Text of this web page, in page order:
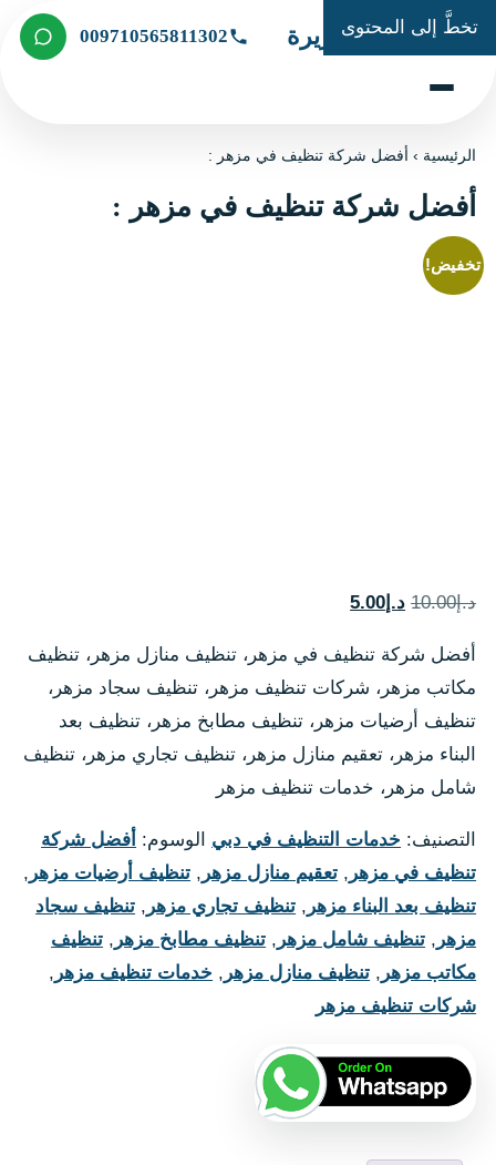
تخطَّ إلى المحتوى
شركة الجزيرة 009710565811302
الرئيسية ›أفضل شركة تنظيف في مزهر :
أفضل شركة تنظيف في مزهر :
تخفيض!
د.إ10.00 السعر
هو:
د.إ10.00.
د.إ5.00السعر
هو:
د.إ5.00.
أفضل شركة تنظيف في مزهر، تنظيف منازل مزهر، تنظيف
مكاتب مزهر، شركات تنظيف مزهر، تنظيف سجاد مزهر،
تنظيف أرضيات مزهر، تنظيف مطابخ مزهر، تنظيف بعد
البناء مزهر، تعقيم منازل مزهر، تنظيف تجاري مزهر، تنظيف
شامل مزهر، خدمات تنظيف مزهر
التصنيف: خدمات التنظيف في دبي الوسوم: أفضل شركة
تنظيف في مزهر , تعقيم منازل مزهر , تنظيف أرضيات مزهر ,
تنظيف بعد البناء مزهر , تنظيف تجاري مزهر , تنظيف سجاد
مزهر , تنظيف شامل مزهر , تنظيف مطابخ مزهر , تنظيف
مكاتب مزهر , تنظيف منازل مزهر , خدمات تنظيف مزهر ,
شركات تنظيف مزهر